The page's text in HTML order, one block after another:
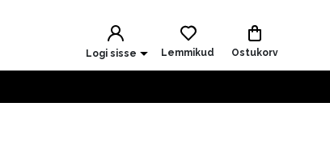
Logi sisse Lemmikud Ostukorv